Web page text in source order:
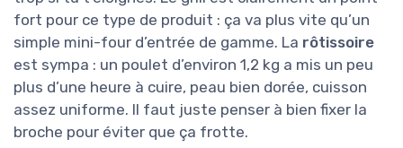
fort pour ce type de produit : ça va plus vite qu’un
simple mini-four d’entrée de gamme. La rôtissoire
est sympa : un poulet d’environ 1,2 kg a mis un peu
plus d’une heure à cuire, peau bien dorée, cuisson
assez uniforme. Il faut juste penser à bien fixer la
broche pour éviter que ça frotte.